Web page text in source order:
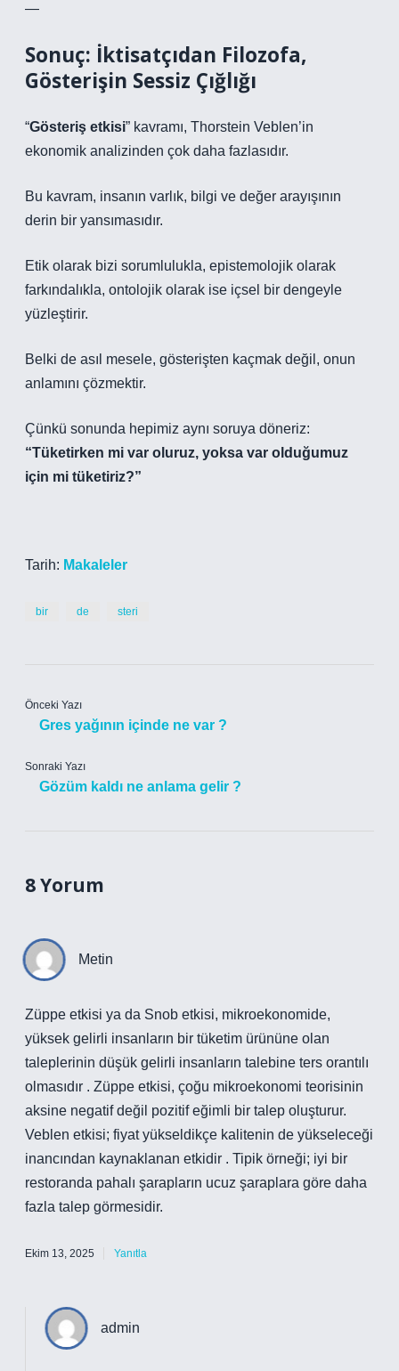
—
Sonuç: İktisatçıdan Filozofa,
Gösterişin Sessiz Çığlığı
“Gösteriş etkisi” kavramı, Thorstein Veblen’in
ekonomik analizinden çok daha fazlasıdır.
Bu kavram, insanın varlık, bilgi ve değer arayışının
derin bir yansımasıdır.
Etik olarak bizi sorumlulukla, epistemolojik olarak
farkındalıkla, ontolojik olarak ise içsel bir dengeyle
yüzleştirir.
Belki de asıl mesele, gösterişten kaçmak değil, onun
anlamını çözmektir.
Çünkü sonunda hepimiz aynı soruya döneriz:
“Tüketirken mi var oluruz, yoksa var olduğumuz
için mi tüketiriz?”
Tarih: Makaleler
bir de steri
Önceki Yazı
Gres yağının içinde ne var ?
Sonraki Yazı
Gözüm kaldı ne anlama gelir ?
8 Yorum
Metin
Züppe etkisi ya da Snob etkisi, mikroekonomide,
yüksek gelirli insanların bir tüketim ürününe olan
taleplerinin düşük gelirli insanların talebine ters orantılı
olmasıdır . Züppe etkisi, çoğu mikroekonomi teorisinin
aksine negatif değil pozitif eğimli bir talep oluşturur.
Veblen etkisi; fiyat yükseldikçe kalitenin de yükseleceği
inancından kaynaklanan etkidir . Tipik örneği; iyi bir
restoranda pahalı şarapların ucuz şaraplara göre daha
fazla talep görmesidir.
Ekim 13, 2025 Yanıtla
admin